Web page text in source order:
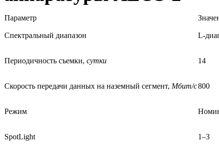
Параметр
Спектральный диапазон L-
Периодичность съемки, сутки 14
Скорость передачи данных на наземный сегмент, Мбит/с800
Режим
SpotLight 1–3